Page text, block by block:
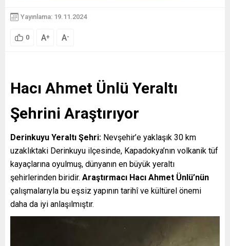
Yayınlama: 19.11.2024
0 A+ A-
Hacı Ahmet Ünlü Yeraltı
Şehrini Araştırıyor
Derinkuyu Yeraltı Şehri: Nevşehir’e yaklaşık 30 km
uzaklıktaki Derinkuyu ilçesinde, Kapadokya’nın volkanik tüf
kayaçlarına oyulmuş, dünyanın en büyük yeraltı
şehirlerinden biridir. Araştırmacı Hacı Ahmet Ünlü’nün
çalışmalarıyla bu eşsiz yapının tarihî ve kültürel önemi
daha da iyi anlaşılmıştır.